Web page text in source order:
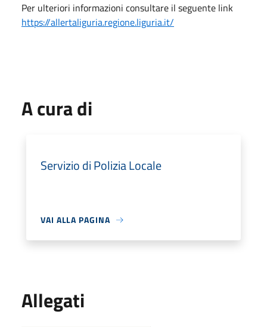
Per ulteriori informazioni consultare il seguente link
https://allertaliguria.regione.liguria.it/
A cura di
Servizio di Polizia Locale
VAI ALLA PAGINA
Allegati